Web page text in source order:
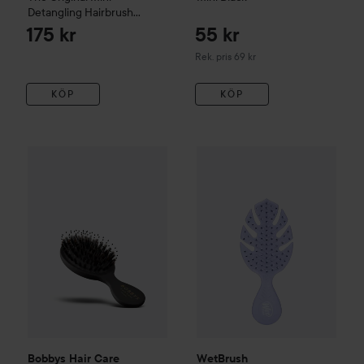
Detangling Hairbrush
Rainbow Unicorn
175 kr
KÖP
55 kr
Rek. pris 69 kr
Rekommenderat pris 69 kr
KÖP
Bobbys Hair Care WetBrush